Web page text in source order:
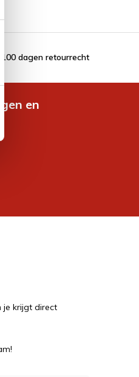
100 dagen retourrecht
en
je krijgt direct